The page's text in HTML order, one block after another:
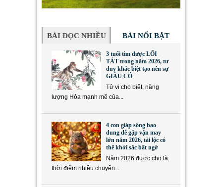
BÀI ĐỌC NHIỀU BÀI NỔI BẬT
3 tuổi tìm được LỐI
TẮT trong năm 2026, tư
duy khác biệt tạo nên sự
GIÀU CÓ
Tử vi cho biết, năng
lượng Hỏa mạnh mẽ của...
4 con giáp sống bao
dung dễ gặp vận may
lớn năm 2026, tài lộc có
thể khởi sắc bất ngờ
Năm 2026 được cho là
thời điểm nhiều chuyển...